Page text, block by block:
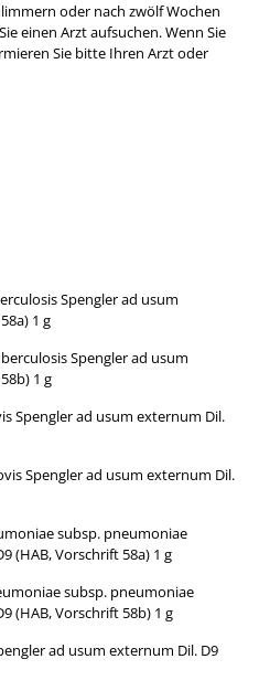
oder nach zwölf Wochen
einen Arzt aufsuchen. Wenn Sie
Sie bitte Ihren Arzt oder
Spengler ad usum
1 g
Spengler ad usum
1 g
Spengler ad usum externum Dil.
Spengler ad usum externum Dil.
subsp. pneumoniae
(HAB, Vorschrift 58a) 1 g
subsp. pneumoniae
(HAB, Vorschrift 58b) 1 g
ad usum externum Dil. D9